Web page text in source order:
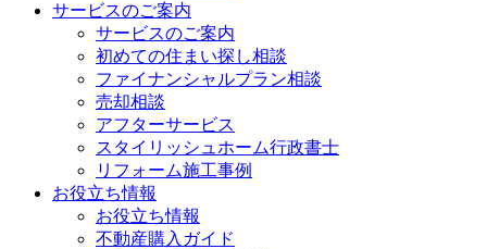
サービスのご案内
サービスのご案内
初めての住まい探し相談
ファイナンシャルプラン相談
売却相談
アフターサービス
スタイリッシュホーム行政書士
リフォーム施工事例
お役立ち情報
お役立ち情報
不動産購入ガイド